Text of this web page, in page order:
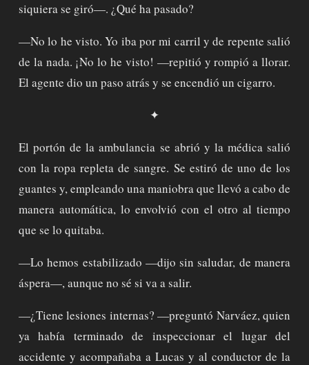
siquiera se giró—. ¿Qué ha pasado?
—No lo he visto. Yo iba por mi carril y de repente salió
de la nada. ¡No lo he visto! —repitió y rompió a llorar.
El agente dio un paso atrás y se encendió un cigarro.
✦
El portón de la ambulancia se abrió y la médica salió
con la ropa repleta de sangre. Se estiró de uno de los
guantes y, empleando una maniobra que llevó a cabo de
manera automática, lo envolvió con el otro al tiempo
que se lo quitaba.
—Lo hemos estabilizado —dijo sin saludar, de manera
áspera—, aunque no sé si va a salir.
—¿Tiene lesiones internas? —preguntó Narváez, quien
ya había terminado de inspeccionar el lugar del
accidente y acompañaba a Lucas y al conductor de la